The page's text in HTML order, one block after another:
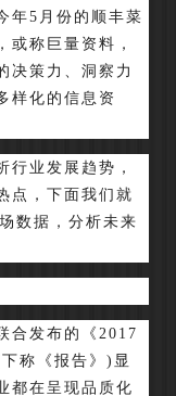
5月份的顺丰菜
或称巨量资料，
决策力、洞察力
样化的信息资
业发展趋势，
点，下面我们就
数据，分析未来
发布的《2017
称《报告》)显
都在呈现品质化